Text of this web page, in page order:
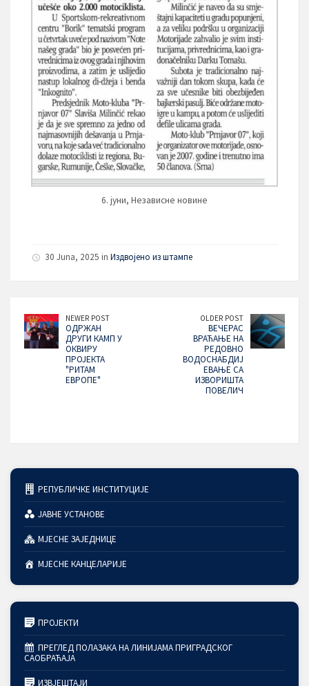
6. јуни, Независне новине
30 Juna, 2025 in Издвојено из штампе
NEWER POST
ОДРЖАН
ДРУГИ КАМП У
ОКВИРУ
ПРОЈЕКТА
"РИТАМ
ЕВРОПЕ"
OLDER POST
ВЕЧЕРАС
ВРАЋАЊЕ НА
РЕДОВНО
ВОДОСНАБДИЈ
ЕВАЊЕ СА
ИЗВОРИШТА
ПОВЕЛИЧ
РЕПУБЛИЧКЕ ИНСТИТУЦИЈЕ
ЈАВНЕ УСТАНОВЕ
МЈЕСНЕ ЗАЈЕДНИЦЕ
МЈЕСНЕ КАНЦЕЛАРИЈЕ
ПРОЈЕКТИ
ПРЕГЛЕД ПОЛАЗАКА НА ЛИНИЈАМА ПРИГРАДСКОГ
САОБРАЋАЈА
ИЗВЈЕШТАЈИ